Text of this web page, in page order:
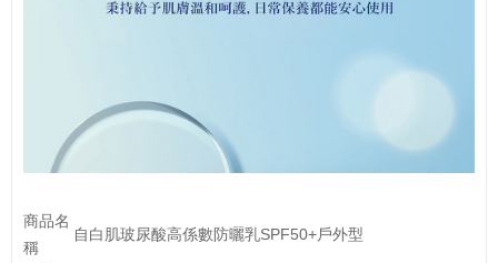
商品名
稱
自白肌玻尿酸高係數防曬乳SPF50+戶外型